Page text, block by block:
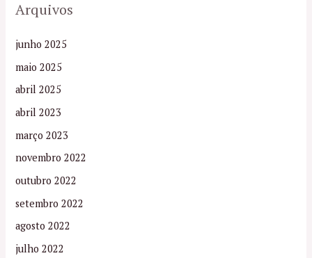
Arquivos
junho 2025
maio 2025
abril 2025
abril 2023
março 2023
novembro 2022
outubro 2022
setembro 2022
agosto 2022
julho 2022